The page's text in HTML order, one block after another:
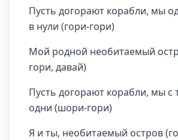
Пусть догорают корабли, мы
в нули (гори-гори)
Мой родной необитаемый
гори, давай)
Пусть догорают корабли, мы с
одни (шори-гори)
Я и ты, необитаемый остров